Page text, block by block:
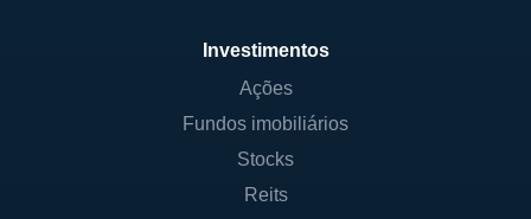
Investimentos
Ações
Fundos imobiliários
Stocks
Reits